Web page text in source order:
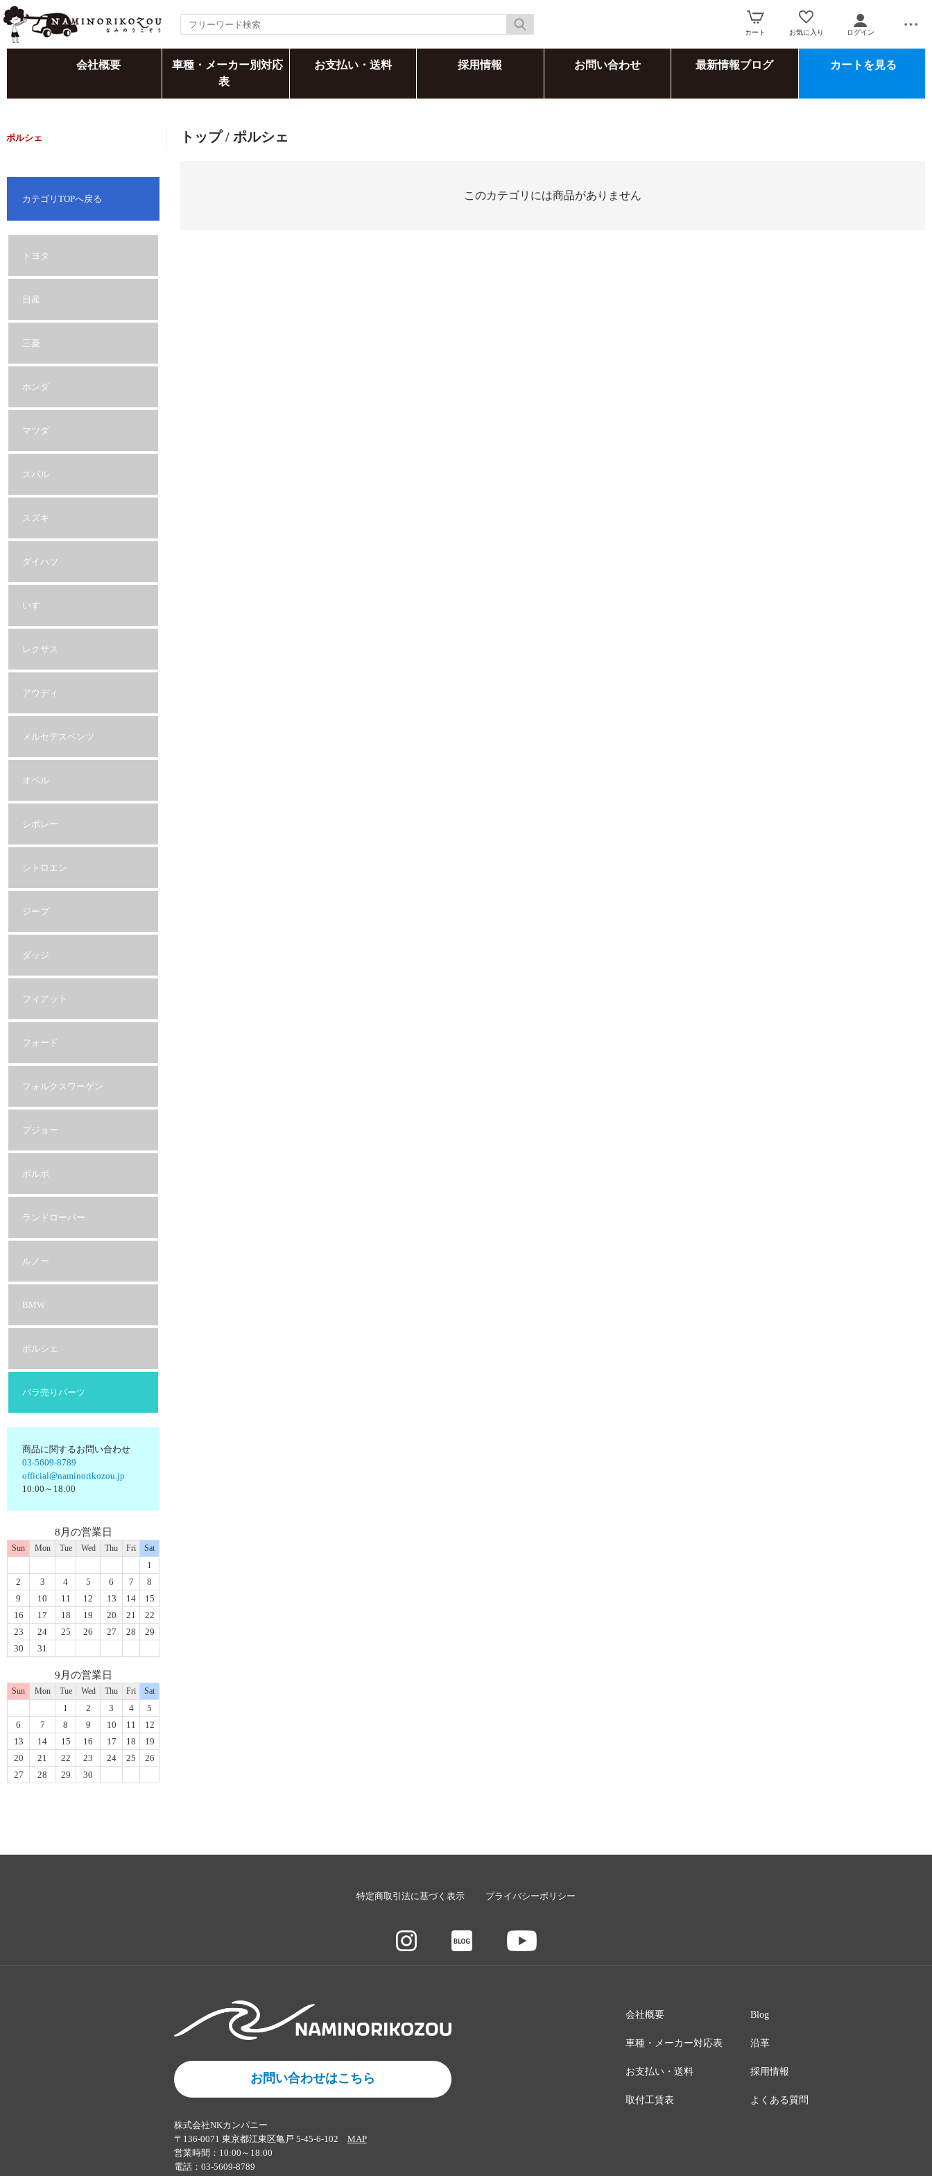
カート お気に入り ログイン
会社概要
車種・メーカー別対応
表
お支払い・送料 採用情報 お問い合わせ 最新情報ブログ カートを見る
ポルシェ
カテゴリTOPへ戻る
トヨタ
日産
三菱
ホンダ
マツダ
スバル
スズキ
ダイハツ
いすゞ
レクサス
アウディ
メルセデスベンツ
オペル
シボレー
シトロエン
ジープ
ダッジ
フィアット
フォード
フォルクスワーゲン
プジョー
ボルボ
ランドローバー
ルノー
BMW
ポルシェ
バラ売りパーツ
商品に関するお問い合わせ
03-5609-8789
official@naminorikozou.jp
10:00～18:00
8月の営業日
Sun Mon Tue Wed Thu Fri Sat
1
2
3 4 5 6 7
8
9
10 11 12 13 14
15
16
17 18 19 20 21
22
23
24 25 26 27 28
29
30
31
9月の営業日
Sun Mon Tue Wed Thu Fri Sat
1 2 3 4
5
6
7 8 9 10 11
12
13
14 15 16 17 18
19
20
21 22 23 24 25
26
27
28 29 30
トップ/ ポルシェ
このカテゴリには商品がありません
特定商取引法に基づく表示 プライバシーポリシー
お問い合わせはこちら
株式会社NKカンパニー
〒136-0071 東京都江東区亀戸 5-45-6-102 MAP
営業時間：10:00～18:00
電話：03-5609-8789
会社概要
車種・メーカー対応表
お支払い・送料
取付工賃表
Blog
沿革
採用情報
よくある質問